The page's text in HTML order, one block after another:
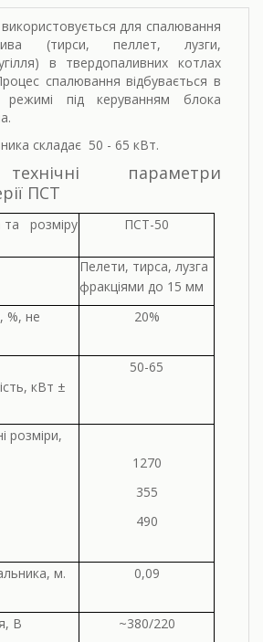
для спалювання
(тирси, пеллет, лузги,
в твердопаливних котлах
спалювання відбувається в
режимі під керуванням блока
складає 50 - 65 кВт.
параметри
ПСТ
та розміру ПСТ-50
Пелети, тирса, лузга
фракціями до 15 мм
%, не
20%
кВт ±
50-65
розміри,
1270
355
490
м.
0,09
В ~380/220